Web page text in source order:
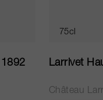
75cl
Larrivet
Château